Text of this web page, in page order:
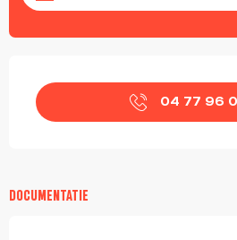
OPENINGSTIJDEN EN
04 77 96
DOCUMENTATIE